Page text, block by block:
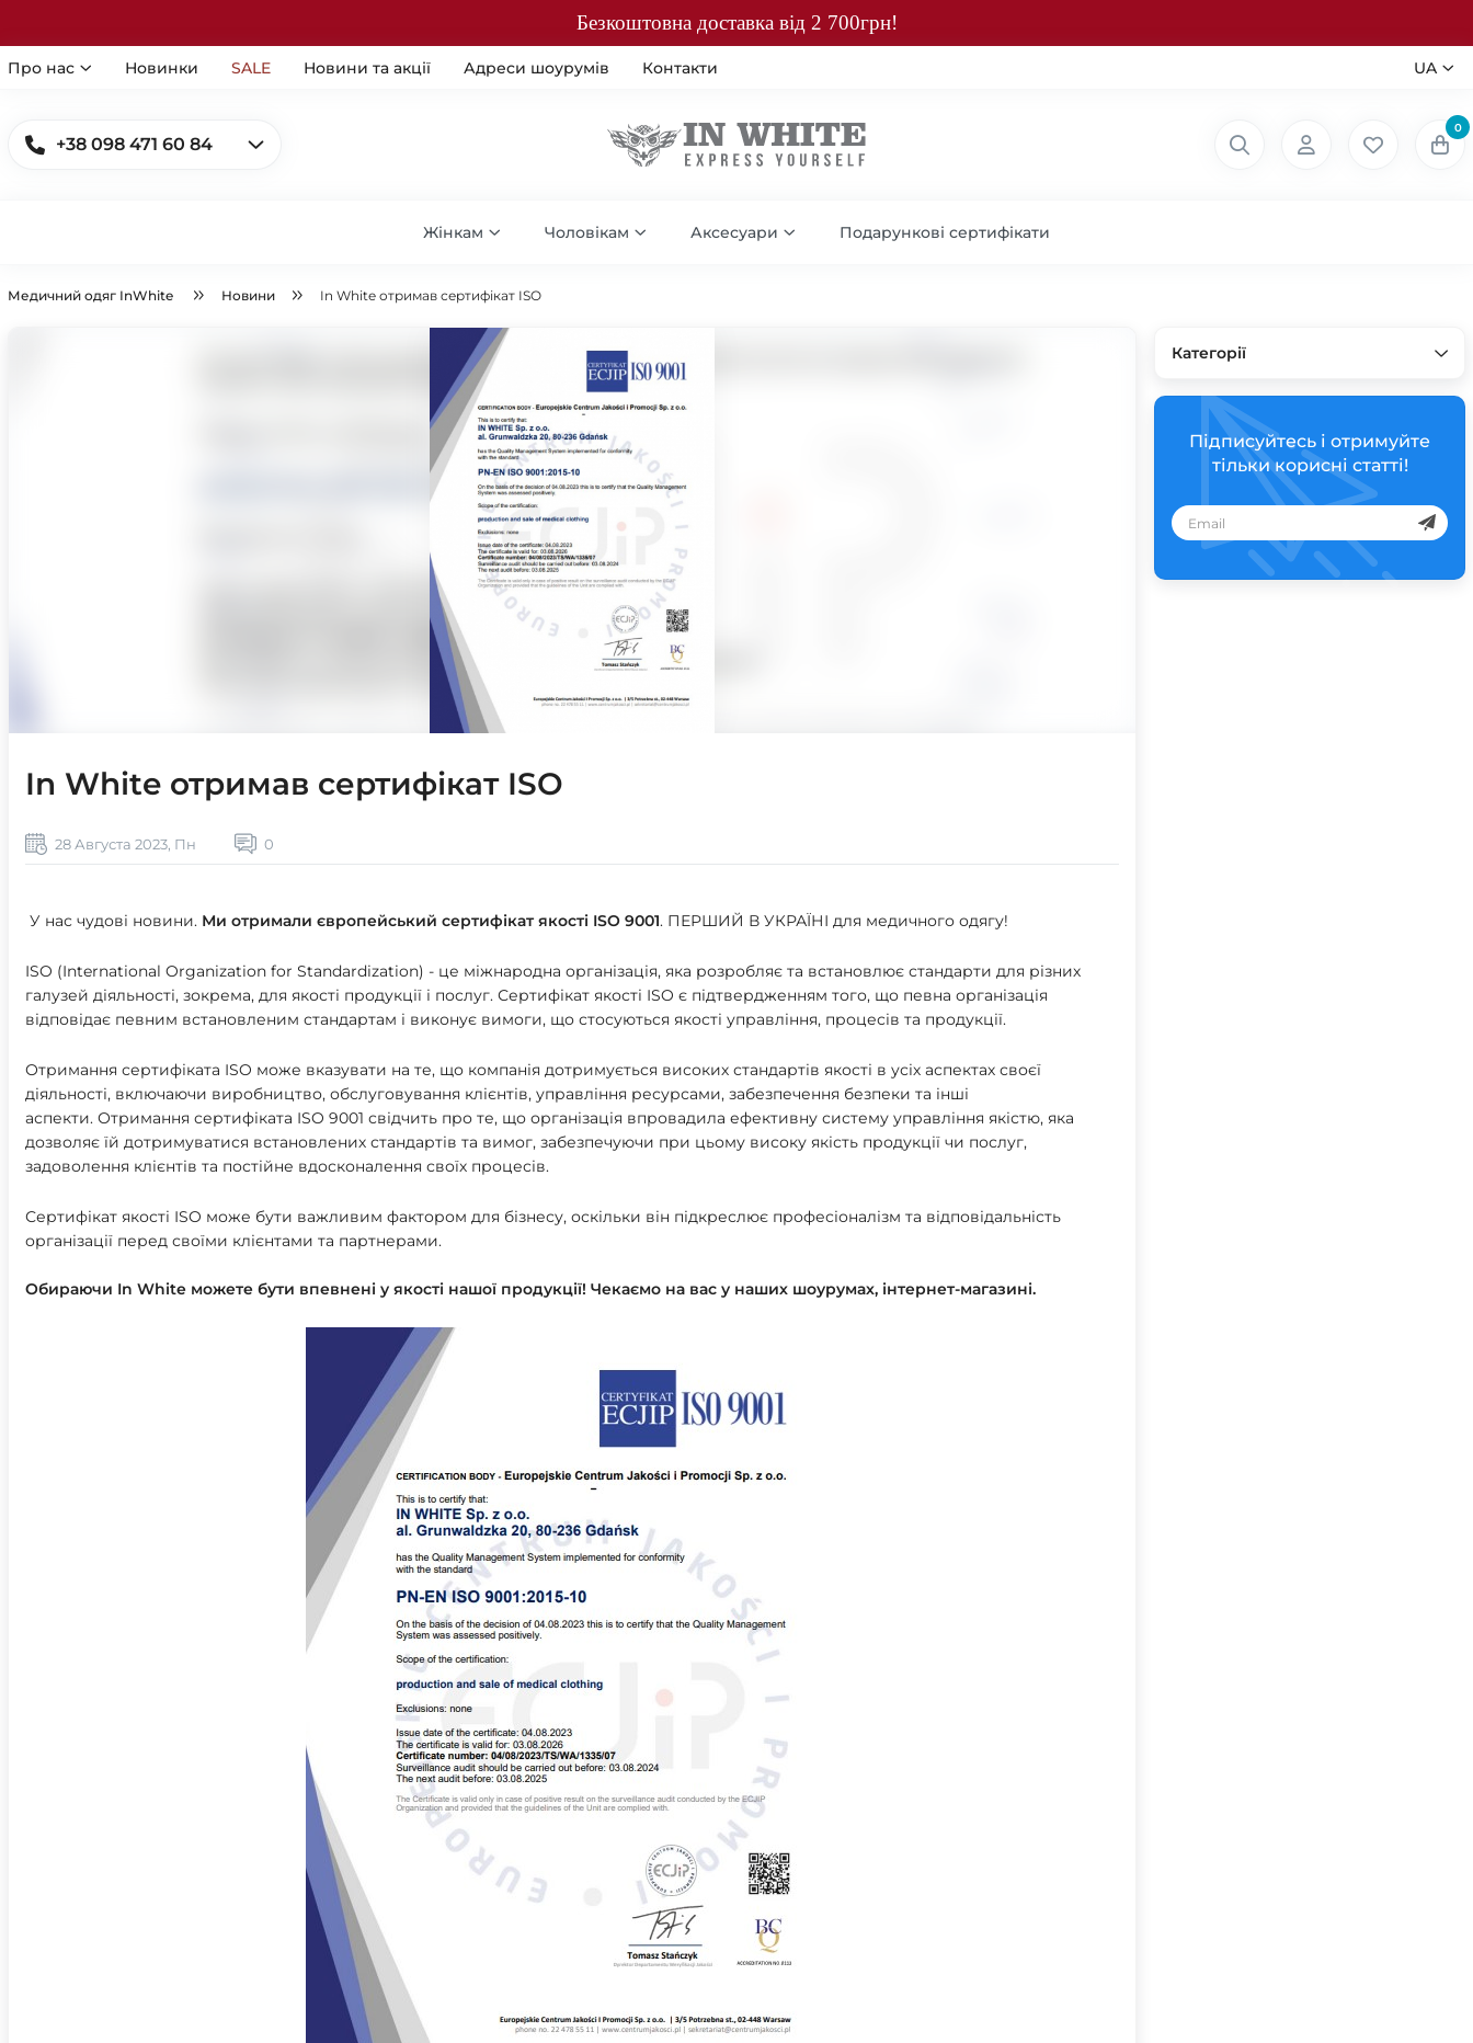
Безкоштовна доставка від 2 700грн!
Про нас Новинки SALE Новини та акції Адреси шоурумів Контакти UA
+38 098 471 60 84
0
Жінкам Чоловікам Аксесуари Подарункові сертифікати
Медичний одяг InWhite Новини In White отримав сертифікат ISO
Категорії
Підписуйтесь і отримуйте
тільки корисні статті!
In White отримав сертифікат ISO
28 Августа 2023, Пн 0
У нас чудові новини. Ми отримали європейський сертифікат якості ISO 9001. ПЕРШИЙ В УКРАЇНІ для медичного одягу!
ISO (International Organization for Standardization) - це міжнародна організація, яка розробляє та встановлює стандарти для різних
галузей діяльності, зокрема, для якості продукції і послуг. Сертифікат якості ISO є підтвердженням того, що певна організація
відповідає певним встановленим стандартам і виконує вимоги, що стосуються якості управління, процесів та продукції.
Отримання сертифіката ISO може вказувати на те, що компанія дотримується високих стандартів якості в усіх аспектах своєї
діяльності, включаючи виробництво, обслуговування клієнтів, управління ресурсами, забезпечення безпеки та інші
аспекти. Отримання сертифіката ISO 9001 свідчить про те, що організація впровадила ефективну систему управління якістю, яка
дозволяє їй дотримуватися встановлених стандартів та вимог, забезпечуючи при цьому високу якість продукції чи послуг,
задоволення клієнтів та постійне вдосконалення своїх процесів.
Сертифікат якості ISO може бути важливим фактором для бізнесу, оскільки він підкреслює професіоналізм та відповідальність
організації перед своїми клієнтами та партнерами.
Обираючи In White можете бути впевнені у якості нашої продукції! Чекаємо на вас у наших шоурумах, інтернет-магазині.